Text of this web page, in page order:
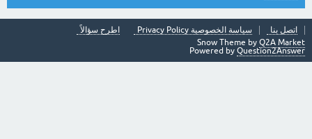
اتصل بنا سياسة الخصوصية Privacy Policy
اطرح سؤالاً
Snow Theme by Q2A Market
Powered by Question2Answer